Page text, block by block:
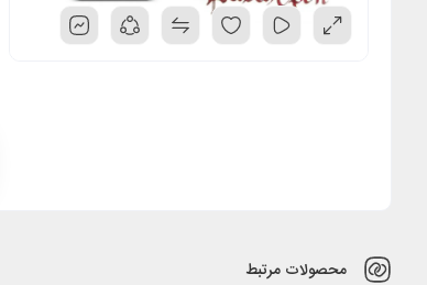
محصولات مرتبط